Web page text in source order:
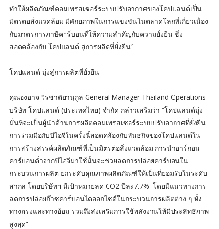
ทำให้ผลิตภัณฑ์คอมเพรสเซอร์ระบบปรับอากาศของโคปแลนด์เป็น
มิตรต่อสิ่งแวดล้อม มีศักยภาพในการแข่งขันในตลาดโลกที่เกี่ยวเนื่อง
กับมาตรการภาษีคาร์บอนที่ให้ความสำคัญกับความยั่งยืน ซึ่ง
สอดคล้องกับ โคปแลนด์ สู่การผลิตที่ยั่งยืน”
โคปแลนด์ มุ่งสู่การผลิตที่ยั่งยืน
คุณองอาจ วีรชาติยานุกูล General Manager Thailand Operations
บริษัท โคปแลนด์ (ประเทศไทย) จำกัด กล่าวเสริมว่า “โคปแลนด์มุ่ง
มั่นที่จะเป็นผู้นำด้านการผลิตคอมเพรสเซอร์ระบบปรับอากาศที่ยั่งยืน
การร่วมมือกับบีไอจีในครั้งนี้สอดคล้องกับพันธกิจของโคปแลนด์ใน
การสร้างสรรค์ผลิตภัณฑ์ที่เป็นมิตรต่อสิ่งแวดล้อม การนำอาร์กอน
คาร์บอนต่ำจากบีไอจีมาใช้นั้นจะช่วยลดการปล่อยคาร์บอนใน
กระบวนการผลิต ยกระดับคุณภาพผลิตภัณฑ์ให้เป็นที่ยอมรับในระดับ
สากล โดยบริษัทฯ มีเป้าหมายลด CO2 ปีละ7.7% โดยมีแนวทางการ
ลดการปล่อยก๊าซคาร์บอนไดออกไซด์ในกระบวนการผลิตต่าง ๆ ทั้ง
ทางตรงและทางอ้อม รวมถึงส่งเสริมการใช้พลังงานให้มีประสิทธิภาพ
สูงสุด”